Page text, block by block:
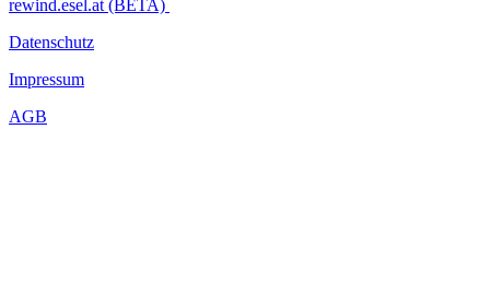
rewind.esel.at (BETA)
Datenschutz
Impressum
AGB